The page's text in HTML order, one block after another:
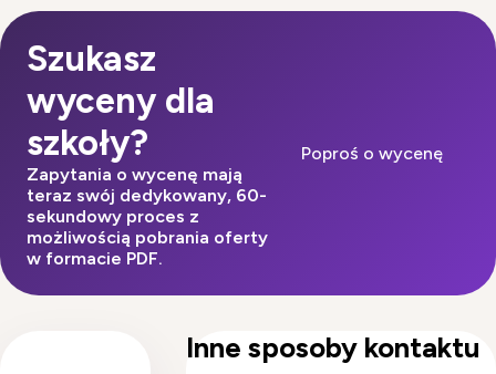
Szukasz
wyceny dla
szkoły?
Zapytania o wycenę mają
teraz swój dedykowany, 60-
sekundowy proces z
możliwością pobrania oferty
w formacie PDF.
Poproś o wycenę
Inne sposoby kontaktu